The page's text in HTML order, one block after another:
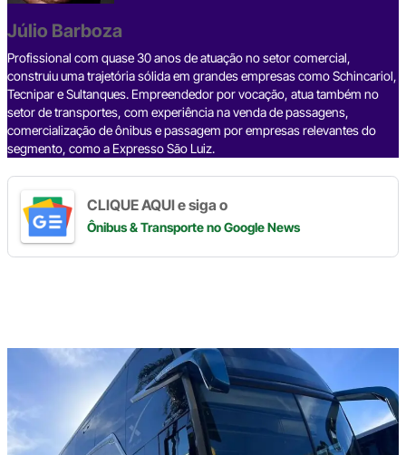
b
o
o
k
a
d
s
d
I
n
a
m
p
p
n
k
Júlio Barboza
Profissional com quase 30 anos de atuação no setor comercial,
construiu uma trajetória sólida em grandes empresas como Schincariol,
Tecnipar e Sultanques. Empreendedor por vocação, atua também no
setor de transportes, com experiência na venda de passagens,
comercialização de ônibus e passagem por empresas relevantes do
segmento, como a Expresso São Luiz.
CLIQUE AQUI e siga o
Ônibus & Transporteno Google News
seu
mail